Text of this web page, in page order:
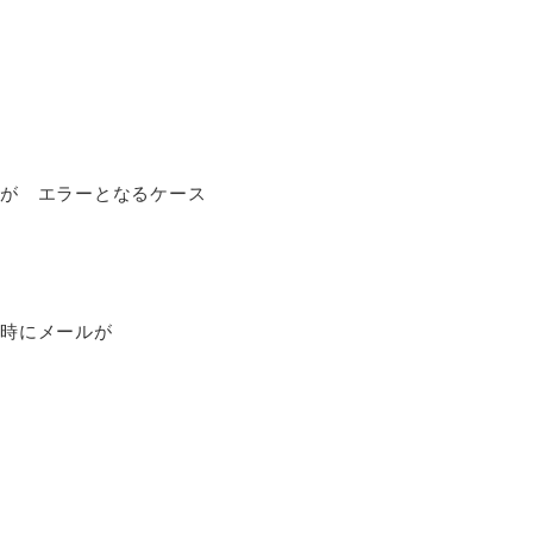
エラーとなるケース
にメールが